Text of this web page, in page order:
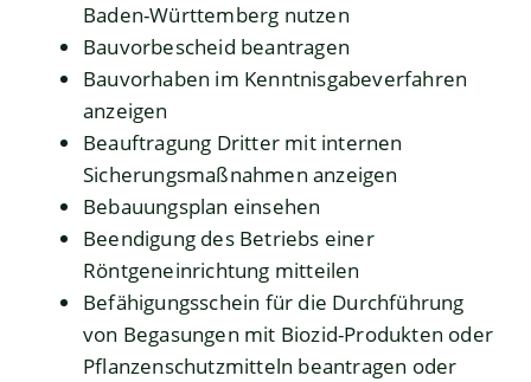
Baden-Württemberg nutzen
Bauvorbescheid beantragen
Bauvorhaben im Kenntnisgabeverfahren
anzeigen
Beauftragung Dritter mit internen
Sicherungsmaßnahmen anzeigen
Bebauungsplan einsehen
Beendigung des Betriebs einer
Röntgeneinrichtung mitteilen
Befähigungsschein für die Durchführung
von Begasungen mit Biozid-Produkten oder
Pflanzenschutzmitteln beantragen oder